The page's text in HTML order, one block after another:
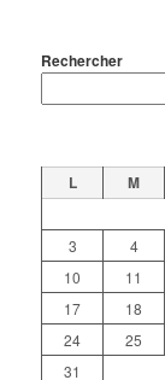
Rechercher
L M
3
4
10
11
17
18
24
25
31